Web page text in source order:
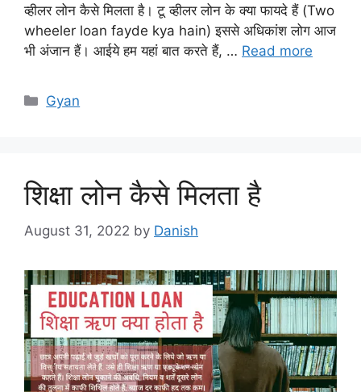
व्हीलर लोन कैसे मिलता है। टू व्हीलर लोन के क्या फायदे हैं (Two
wheeler loan fayde kya hain) इससे अधिकांश लोग आज
भी अंजान हैं। आईये हम यहां बात करते हैं, … Read more
Categories
Gyan
शिक्षा लोन कैसे मिलता है
August 31, 2022 by Danish